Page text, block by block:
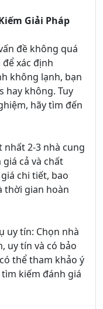
Giải Pháp
đề không quá
xác định
không lạnh, bạn
hay không. Tuy
hãy tìm đến
nhất 2-3 nhà cung
cả và chất
chi tiết, bao
thời gian hoàn
uy tín: Chọn nhà
uy tín và có bảo
thể tham khảo ý
kiếm đánh giá